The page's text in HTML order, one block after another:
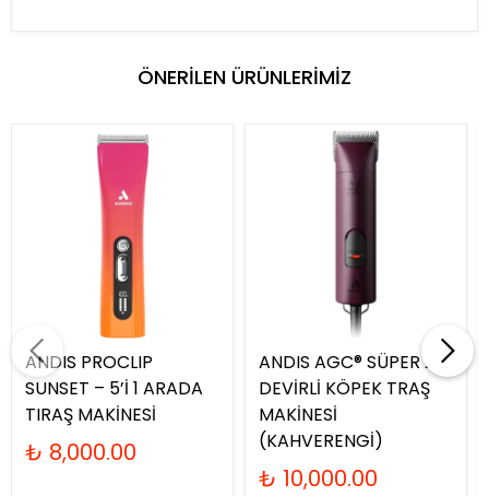
ÖNERİLEN ÜRÜNLERİMİZ
ANDIS PROCLIP
SUNSET – 5’İ 1 ARADA
TIRAŞ MAKİNESİ
₺ 8,000.00
ANDIS AGC® SÜPER 2-
DEVİRLİ KÖPEK TRAŞ
MAKİNESİ
(KAHVERENGİ)
₺ 10,000.00